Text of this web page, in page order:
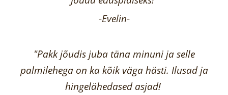
-Evelin-
"Pakk jõudis juba täna minuni ja selle
palmilehega on ka kõik väga hästi. Ilusad ja
hingelähedased asjad!